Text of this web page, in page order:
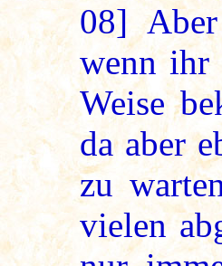
08]
wenn ihr
Weise
da aber
zu
vielen